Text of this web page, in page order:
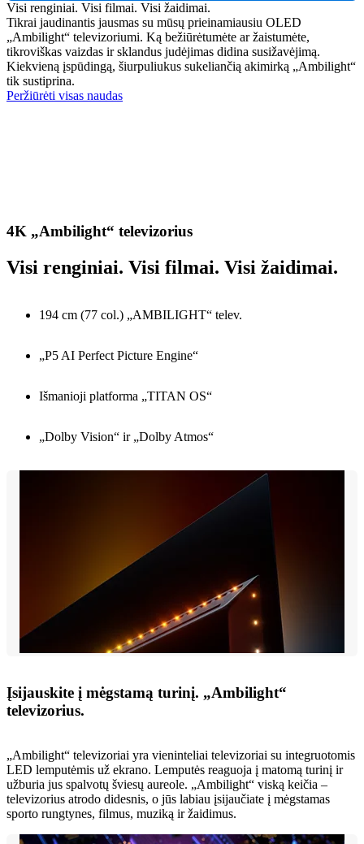
Visi renginiai. Visi filmai. Visi žaidimai.
Tikrai jaudinantis jausmas su mūsų prieinamiausiu OLED
„Ambilight“ televizoriumi. Ką bežiūrėtumėte ar žaistumėte,
tikroviškas vaizdas ir sklandus judėjimas didina susižavėjimą.
Kiekvieną įspūdingą, šiurpuliukus sukeliančią akimirką „Ambilight“
tik sustiprina.
Peržiūrėti visas naudas
4K „Ambilight“ televizorius
Visi renginiai. Visi filmai. Visi žaidimai.
194 cm (77 col.) „AMBILIGHT“ telev.
„P5 AI Perfect Picture Engine“
Išmanioji platforma „TITAN OS“
„Dolby Vision“ ir „Dolby Atmos“
Įsijauskite į mėgstamą turinį. „Ambilight“
televizorius.
„Ambilight“ televizoriai yra vieninteliai televizoriai su integruotomis
LED lemputėmis už ekrano. Lemputės reaguoja į matomą turinį ir
užburia jus spalvotų šviesų aureole. „Ambilight“ viską keičia –
televizorius atrodo didesnis, o jūs labiau įsijaučiate į mėgstamas
sporto rungtynes, filmus, muziką ir žaidimus.